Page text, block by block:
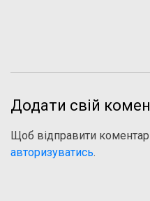
Додати свій
Щоб відправити
авторизуватись.